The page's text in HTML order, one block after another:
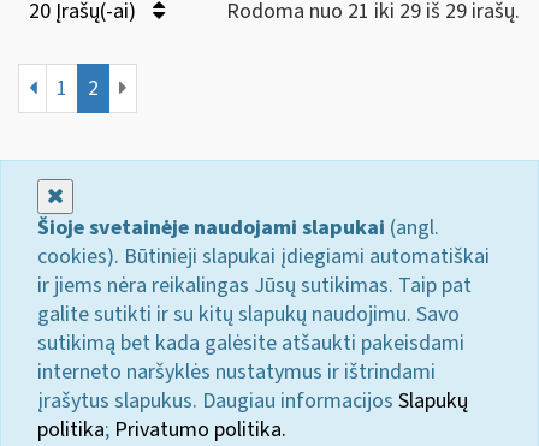
20 Įrašų(-ai) Rodoma nuo 21 iki 29 iš 29 irašų.
1 2
Šioje svetainėje naudojami slapukai (angl.
cookies). Būtinieji slapukai įdiegiami automatiškai
ir jiems nėra reikalingas Jūsų sutikimas. Taip pat
galite sutikti ir su kitų slapukų naudojimu. Savo
sutikimą bet kada galėsite atšaukti pakeisdami
interneto naršyklės nustatymus ir ištrindami
įrašytus slapukus. Daugiau informacijos Slapukų
politika; Privatumo politika.